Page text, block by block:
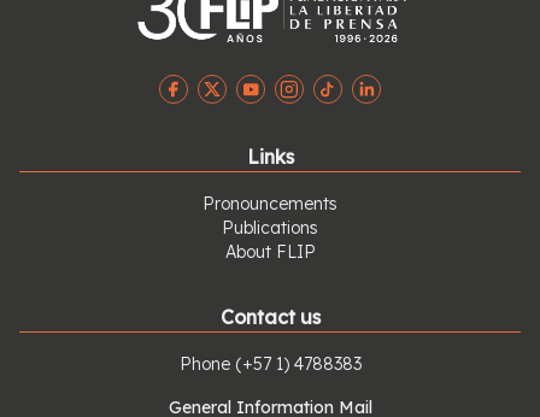
Links
Pronouncements
Publications
About FLIP
Contact us
Phone (+57 1) 4788383
General Information Mail